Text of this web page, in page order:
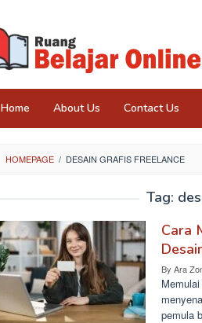
Home About Us Contact Us
HOMEPAGE / DESAIN GRAFIS FREELANCE
Tag:
Cara
By Ara
pemula